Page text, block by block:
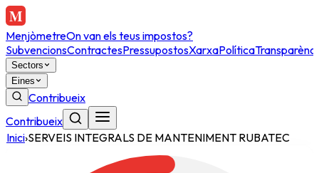
MenjòmetreOn van els teus impostos?
SubvencionsContractesPressupostosXarxaPolítica
Sectors
Eines
Contribueix
Contribueix
Inici›SERVEIS INTEGRALS DE MANTENIMENT RUBATEC